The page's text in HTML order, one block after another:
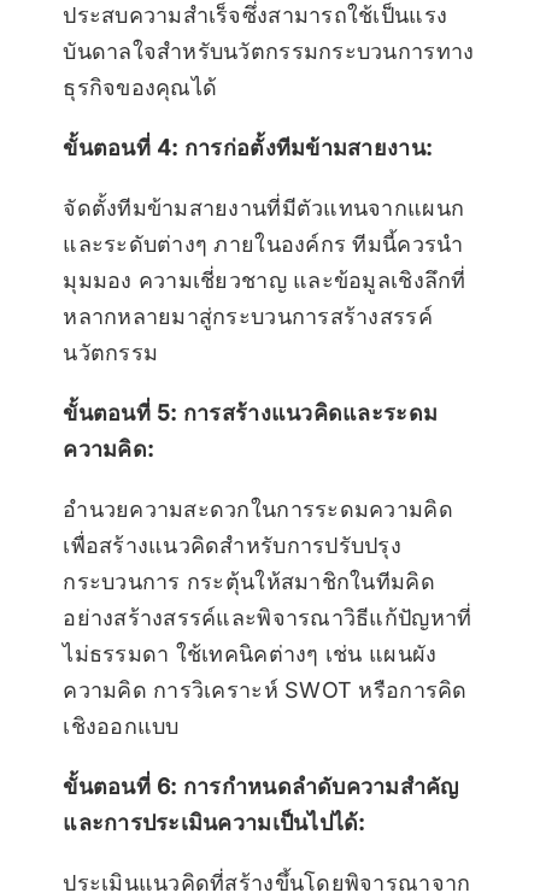
ประสบความสำเร็จซึ่งสามารถใช้เป็นแรง
บันดาลใจสำหรับนวัตกรรมกระบวนการทาง
ธุรกิจของคุณได้
ขั้นตอนที่ 4: การก่อตั้งทีมข้ามสายงาน:
จัดตั้งทีมข้ามสายงานที่มีตัวแทนจากแผนก
และระดับต่างๆ ภายในองค์กร ทีมนี้ควรนำ
มุมมอง ความเชี่ยวชาญ และข้อมูลเชิงลึกที่
หลากหลายมาสู่กระบวนการสร้างสรรค์
นวัตกรรม
ขั้นตอนที่ 5: การสร้างแนวคิดและระดม
ความคิด:
อำนวยความสะดวกในการระดมความคิด
เพื่อสร้างแนวคิดสำหรับการปรับปรุง
กระบวนการ กระตุ้นให้สมาชิกในทีมคิด
อย่างสร้างสรรค์และพิจารณาวิธีแก้ปัญหาที่
ไม่ธรรมดา ใช้เทคนิคต่างๆ เช่น แผนผัง
ความคิด การวิเคราะห์ SWOT หรือการคิด
เชิงออกแบบ
ขั้นตอนที่ 6: การกำหนดลำดับความสำคัญ
และการประเมินความเป็นไปได้:
ประเมินแนวคิดที่สร้างขึ้นโดยพิจารณาจาก